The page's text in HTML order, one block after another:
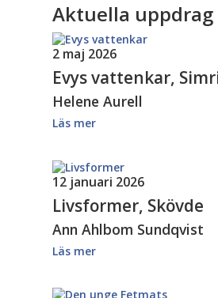
Aktuella uppdrag
2 maj 2026
Evys vattenkar,
Helene Aurell
Läs mer
12 januari 2026
Livsformer, Skövde
Ann Ahlbom Sundqvist
Läs mer